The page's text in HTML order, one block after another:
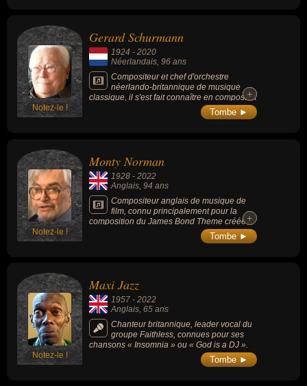
« Free Me ».
Notez-le !
Gerard Schurmann
1924 - 2020
Néerlandais, 96 ans
Compositeur et chef d'orchestre
néerlando-britannique de musique
classique, il s'est fait connaître en composant
des musiques de films d'horreur comme «
Crimes au musée des horreurs » (1959) ou «
+
+
Tombe ►
Notez-le !
Monty Norman
1928 - 2022
Anglais , 94 ans
Compositeur anglais de musique de
film, connu principalement pour la
composition du James Bond Theme créée
pour le 1er film de la saga, « James Bond
+
+
Tombe ►
Notez-le !
Maxi Jazz
1957 - 2022
Anglais, 65 ans
Chanteur britannique, leader vocal du
groupe Faithless, connues pour ses
chansons « Insomnia » ou « God is a DJ ».
Tombe ►